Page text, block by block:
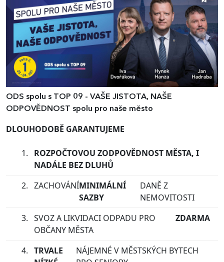
ODS spolu s TOP 09 - VAŠE JISTOTA, NAŠE
ODPOVĚDNOST spolu pro naše město
DLOUHODOBĚ GARANTUJEME
ROZPOČTOVOU ZODPOVĚDNOST MĚSTA, I
NADÁLE BEZ DLUHŮ
ZACHOVÁNÍMINIMÁLNÍ
SAZBY
DANĚ Z
NEMOVITOSTI
SVOZ A LIKVIDACI ODPADU PRO
OBČANY MĚSTA
ZDARMA
TRVALE
NÁJEMNÉ V MĚSTSKÝCH BYTECH